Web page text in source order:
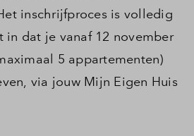
inschrijfproces is volledig
dat je vanaf 12 november
5 appartementen)
via jouw Mijn Eigen Huis